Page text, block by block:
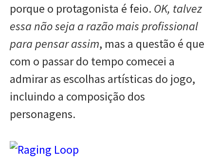
porque o protagonista é feio. OK, talvez
essa não seja a razão mais profissional
para pensar assim, mas a questão é que
com o passar do tempo comecei a
admirar as escolhas artísticas do jogo,
incluindo a composição dos
personagens.